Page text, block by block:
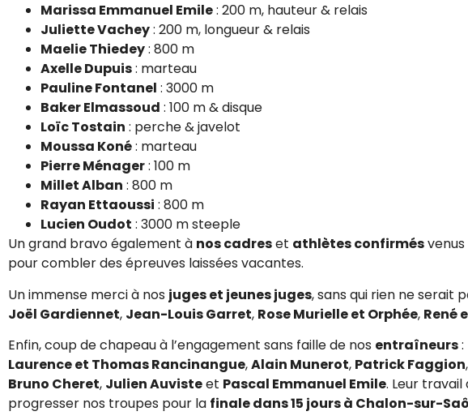
Marissa Emmanuel Emile: 200 m, hauteur & relais
Juliette Vachey: 200 m, longueur & relais
Maelie Thiedey: 800 m
Axelle Dupuis: marteau
Pauline Fontanel : 3000 m
Baker Elmassoud : 100 m & disque
Loïc Tostain : perche & javelot
Moussa Koné: marteau
Pierre Ménager: 100 m
Millet Alban : 800 m
Rayan Ettaoussi : 800 m
Lucien Oudot : 3000 m steeple
Un grand bravo également à nos cadreset athlètes confirmés
pour combler des épreuves laissées vacantes.
Un immense merci à nos juges et jeunes juges, sans qui rien ne serait
Joël Gardiennet, Jean-Louis Garret, Rose Murielle et Orphée, René
Enfin, coup de chapeau à l’engagement sans faille de nos entraîneurs:
Laurence et Thomas Rancinangue,Alain Munerot, Patrick Faggion,
Bruno Cheret, Julien Auvisteet Pascal Emmanuel Emile. Leur
progresser nos troupes pour la finale dans 15 jours à Chalon-sur-